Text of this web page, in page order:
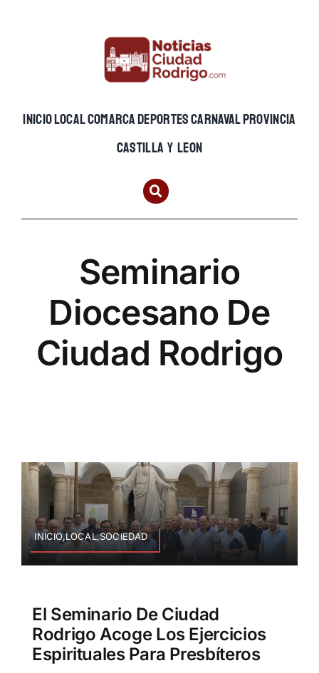
INICIOLOCALCOMARCADEPORTESCARNAVALPROVINCIA
CASTILLA Y LEON
Seminario
Diocesano De
Ciudad Rodrigo
INICIO,LOCAL,SOCIEDAD
El Seminario De Ciudad
Rodrigo Acoge Los Ejercicios
Espirituales Para Presbíteros